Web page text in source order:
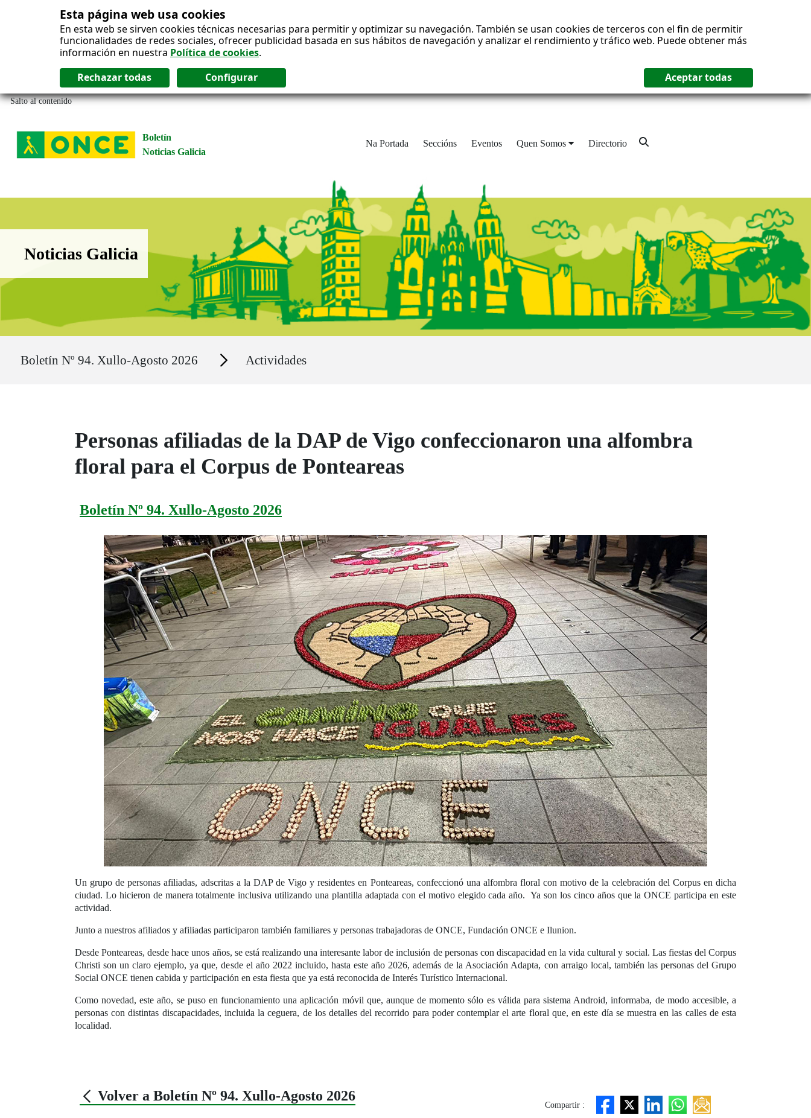
Esta página web usa cookies
En esta web se sirven cookies técnicas necesarias para permitir y optimizar su navegación. También se usan cookies de terceros con el fin de permitir
funcionalidades de redes sociales, ofrecer publicidad basada en sus hábitos de navegación y analizar el rendimiento y tráfico web. Puede obtener más
información en nuestra Política de cookies.
Salto al contenido
Boletín
Noticias Galicia
Na Portada Seccións Eventos Quen Somos Directorio
Boletín Noticias Galicia
Noticias Galicia
Boletín Nº 94. Xullo-Agosto 2026 Secciones Actividades
Personas afiliadas de la DAP de Vigo confeccionaron una alfombra
floral para el Corpus de Ponteareas
Boletín Nº 94. Xullo-Agosto 2026
Un grupo de personas afiliadas, adscritas a la DAP de Vigo y residentes en Ponteareas, confeccionó una alfombra floral con motivo de la celebración del Corpus en dicha
ciudad. Lo hicieron de manera totalmente inclusiva utilizando una plantilla adaptada con el motivo elegido cada año. Ya son los cinco años que la ONCE participa en este
actividad.
Junto a nuestros afiliados y afiliadas participaron también familiares y personas trabajadoras de ONCE, Fundación ONCE e Ilunion.
Desde Ponteareas, desde hace unos años, se está realizando una interesante labor de inclusión de personas con discapacidad en la vida cultural y social. Las fiestas del Corpus
Christi son un claro ejemplo, ya que, desde el año 2022 incluido, hasta este año 2026, además de la Asociación Adapta, con arraigo local, también las personas del Grupo
Social ONCE tienen cabida y participación en esta fiesta que ya está reconocida de Interés Turístico Internacional.
Como novedad, este año, se puso en funcionamiento una aplicación móvil que, aunque de momento sólo es válida para sistema Android, informaba, de modo accesible, a
personas con distintas discapacidades, incluida la ceguera, de los detalles del recorrido para poder contemplar el arte floral que, en este día se muestra en las calles de esta
localidad.
Volver a Boletín Nº 94. Xullo-Agosto 2026
Compartir :